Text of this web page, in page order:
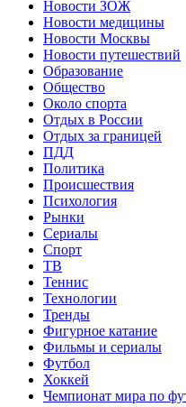
Новости ЗОЖ
Новости медицины
Новости Москвы
Новости путешествий
Образование
Общество
Около спорта
Отдых в России
Отдых за границей
ПДД
Политика
Происшествия
Психология
Рынки
Сериалы
Спорт
ТВ
Теннис
Технологии
Тренды
Фигурное катание
Фильмы и сериалы
Футбол
Хоккей
Чемпионат мира по